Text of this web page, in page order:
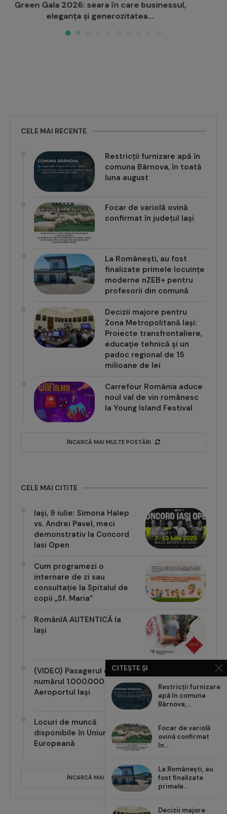
Educatoare din Miroslava, nominalizată în cadrul
Galei „Profesorul Anului din...
CELE MAI RECENTE
Restricții furnizare apă în
comuna Bârnova, în toată
luna august
Focar de variolă ovină
confirmat în județul Iași
La Românești, au fost
finalizate primele locuințe
moderne nZEB+ pentru
profesorii din comună
Decizii majore pentru
Zona Metropolitană Iași:
Proiecte transfrontaliere,
educație tehnică și un
padoc regional de 15
milioane de lei
Carrefour România aduce
noul val de vin românesc
la Young Island Festival
ÎNCARCĂ MAI MULTE POSTĂRI
CELE MAI CITITE
Iași, 9 iulie: Simona Halep
vs. Andrei Pavel, meci
demonstrativ la Concord
Iasi Open
Cum programezi o
internare de zi sau
consultație la Spitalul de
copii „Sf. Maria”
RomânIA AUTENTICĂ la
Iași
(VIDEO) Pasagerul cu
numărul 1.000.000 pe
Aeroportul Iași
Locuri de muncă
disponibile în Uniunea
Europeană
ÎNCARCĂ MAI MULTE POSTĂRI
CITEȘTE ȘI
Restricții furnizare
apă în comuna
Bârnova,...
Focar de variolă
ovină confirmat
în...
La Românești, au
fost finalizate
primele...
Decizii majore